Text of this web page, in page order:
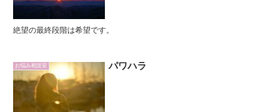
絶望の最終段階は希望です。
お悩み相談室 パワハラ